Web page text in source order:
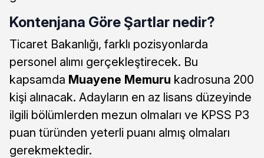
Kontenjana Göre Şartlar nedir?
Ticaret Bakanlığı, farklı pozisyonlarda
personel alımı gerçekleştirecek. Bu
kapsamda Muayene Memuru kadrosuna 200
kişi alınacak. Adayların en az lisans düzeyinde
ilgili bölümlerden mezun olmaları ve KPSS P3
puan türünden yeterli puanı almış olmaları
gerekmektedir.